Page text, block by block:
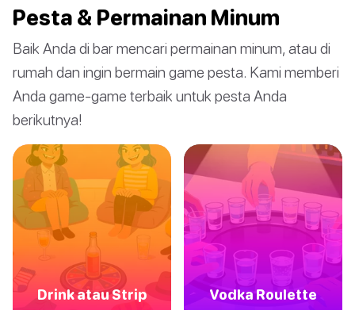
Pesta & Permainan Minum
Baik Anda di bar mencari permainan minum, atau di
rumah dan ingin bermain game pesta. Kami memberi
Anda game-game terbaik untuk pesta Anda
berikutnya!
Drink atau Strip Vodka Roulette